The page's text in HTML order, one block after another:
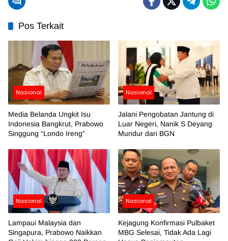
Pos Terkait
Nasional
Media Belanda Ungkit Isu
Indonesia Bangkrut, Prabowo
Singgung “Londo Ireng”
Nasional
Jalani Pengobatan Jantung di
Luar Negeri, Nanik S Deyang
Mundur dari BGN
Nasional
Lampaui Malaysia dan
Singapura, Prabowo Naikkan
Nasional
Kejagung Konfirmasi Pulbaket
MBG Selesai, Tidak Ada Lagi